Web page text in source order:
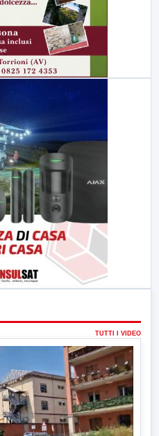
TUTTI I VIDEO